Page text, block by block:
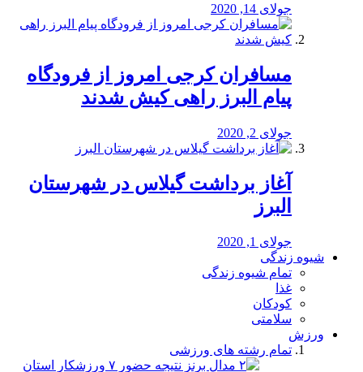
جولای 14, 2020
مسافران کرجی امروز از فرودگاه
پیام البرز راهی کیش شدند
جولای 2, 2020
آغاز برداشت گیلاس در شهرستان
البرز
جولای 1, 2020
شیوه زندگی
تمام شیوه زندگی
غذا
کودکان
سلامتی
ورزش
تمام رشته های ورزشی